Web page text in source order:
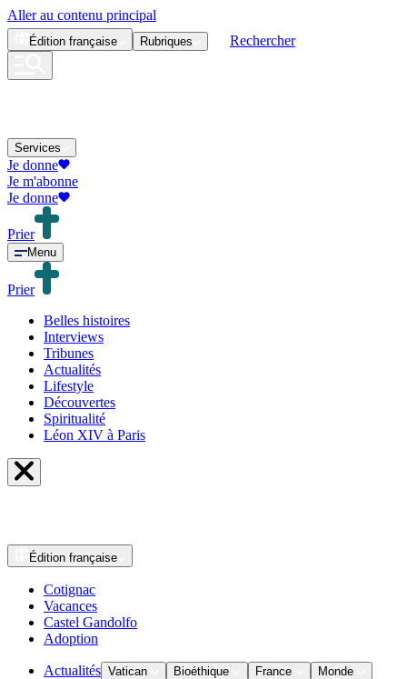
Aller au contenu principal
Édition française Rubriques Rechercher
Services
Je donne
Je m'abonne
Je donne
Prier
Menu
Prier
Belles histoires
Interviews
Tribunes
Actualités
Lifestyle
Découvertes
Spiritualité
Léon XIV à Paris
Édition française
Cotignac
Vacances
Castel Gandolfo
Adoption
Actualités Vatican Bioéthique France
Monde